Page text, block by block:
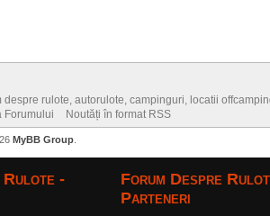
despre rulote, autorulote, campinguri, locatii
Forumului Noutăți în format RSS
MyBB Group
Rulote -
Forum Despre
Parteneri